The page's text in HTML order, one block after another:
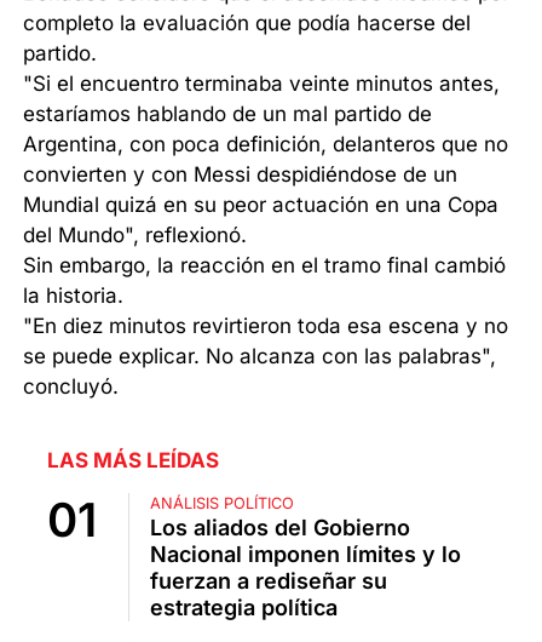
completo la evaluación que podía hacerse del
partido.
"Si el encuentro terminaba veinte minutos antes,
estaríamos hablando de un mal partido de
Argentina, con poca definición, delanteros que no
convierten y con Messi despidiéndose de un
Mundial quizá en su peor actuación en una Copa
del Mundo", reflexionó.
Sin embargo, la reacción en el tramo final cambió
la historia.
"En diez minutos revirtieron toda esa escena y no
se puede explicar. No alcanza con las palabras",
concluyó.
LAS MÁS LEÍDAS
ANÁLISIS POLÍTICO
Los aliados del Gobierno
Nacional imponen límites y lo
fuerzan a rediseñar su
estrategia política